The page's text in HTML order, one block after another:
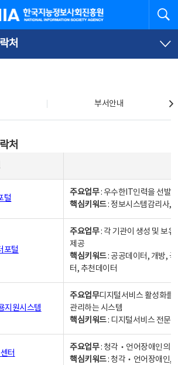
지능정보사회진흥원
처
부서안내
처
털
주요업무: 우수한IT인력을 선발
핵심키워드: 정보시스템감리사,
포털
주요업무: 각 기관이 생성 및 보
제공
핵심키워드: 공공데이터, 개방,
터, 추천데이터
지원시스템
주요업무디지털서비스 활성화를
관리하는 시스템
핵심키워드: 디지털서비스 전문
터
주요업무: 청각‧언어장애인의
핵심키워드: 청각‧언어장애인,